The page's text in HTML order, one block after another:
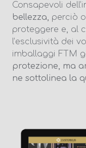
Consapevoli
bellezza, perciò
proteggere e, al
l’esclusività dei
imballaggi FTM
protezione, ma
ne sottolinea la